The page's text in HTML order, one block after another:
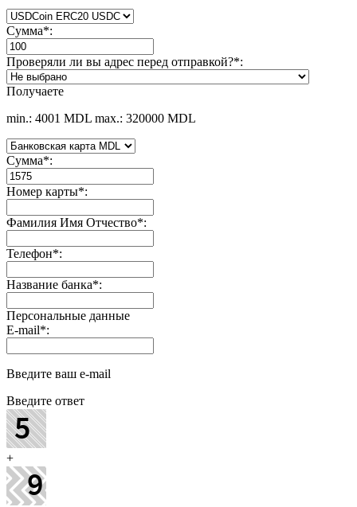
Сумма*:
Проверяли ли вы адрес перед отправкой?*:
Получаете
min.: 4001 MDL max.: 320000 MDL
Сумма*:
Номер карты*:
Фамилия Имя Отчество*:
Телефон*:
Название банка*:
Персональные данные
E-mail*:
Введите ваш e-mail
Введите ответ
+